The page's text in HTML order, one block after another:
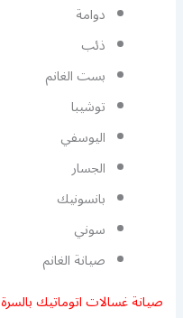
دوامة
ذئب
بست الغانم
توشيبا
اليوسفي
الجسار
بانسونيك
سوني
صيانة الغانم
صيانة غسالات اتوماتيك بالسرة